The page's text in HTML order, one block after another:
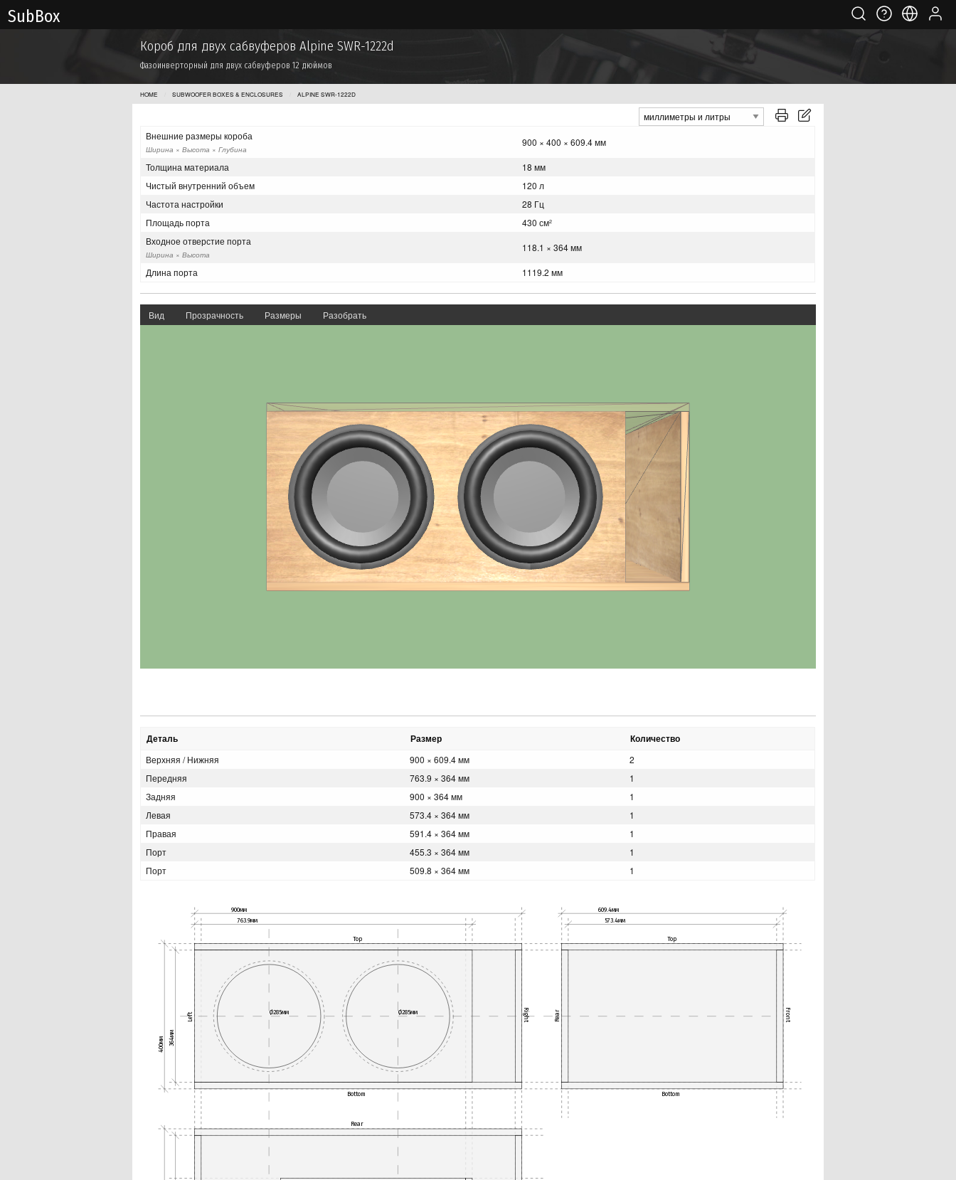
Sub Box
Короб для двух сабвуферов Alpine SWR-1222d
Фазоинверторный для двух сабвуферов 12 дюймов
HOME SUBWOOFER BOXES & ENCLOSURES ALPINE SWR-1222D
Внешние размеры короба
Ширина × Высота × Глубина
900 × 400 × 609.4 мм
Толщина материала
18 мм
Чистый внутренний объем
120 л
Частота настройки
28 Гц
Площадь порта
430 см2
Входное отверстие порта
Ширина × Высота
118.1 × 364 мм
Длина порта 1119.2 мм
Вид Прозрачность Размеры Разобрать
Деталь Размер Количество
Верхняя / Нижняя 900 × 609.4 мм
2
Передняя
763.9 × 364 мм
1
Задняя
900 × 364 мм
1
Левая
573.4 × 364 мм
1
Правая
591.4 × 364 мм
1
Порт
455.3 × 364 мм
1
Порт
509.8 × 364 мм 1
Ø285мм
Ø285мм
900мм
763.9мм
609.4мм
573.4мм
400мм 364мм
Top Top
Bottom Bottom
Rear
Left Right Rear Front